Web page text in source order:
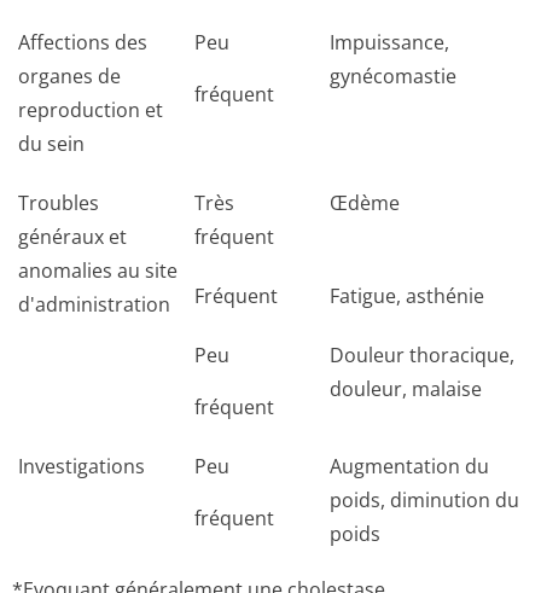
Affections des
organes de
reproduction et
du sein
Peu
fréquent
Impuissance,
gynécomastie
Troubles
généraux et
anomalies au site
d'administration
Très
fréquent
Œdème
Fréquent Fatigue, asthénie
Peu
fréquent
Douleur thoracique,
douleur, malaise
Investigations
Peu
fréquent
Augmentation du
poids, diminution du
poids